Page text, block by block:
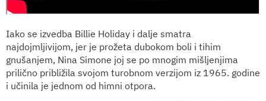
Iako se izvedba Billie Holiday i dalje smatra
najdojmljivijom, jer je prožeta dubokom boli i tihim
gnušanjem, Nina Simone joj se po mnogim mišljenjima
prilično približila svojom turobnom verzijom iz 1965. godine
i učinila je jednom od himni otpora.